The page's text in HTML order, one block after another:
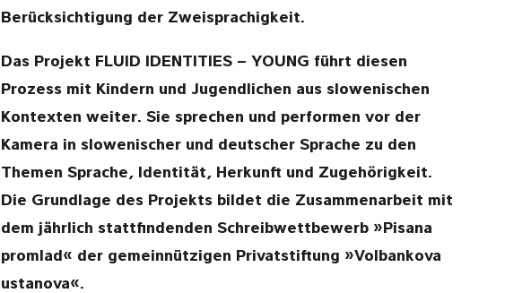
Berücksichtigung der Zweisprachigkeit.
Das Projekt FLUID IDENTITIES – YOUNG führt diesen
Prozess mit Kindern und Jugendlichen aus slowenischen
Kontexten weiter. Sie sprechen und performen vor der
Kamera in slowenischer und deutscher Sprache zu den
Themen Sprache, Identität, Herkunft und Zugehörigkeit.
Die Grundlage des Projekts bildet die Zusammenarbeit mit
dem jährlich stattfindenden Schreibwettbewerb »Pisana
promlad« der gemeinnützigen Privatstiftung »Volbankova
ustanova«.